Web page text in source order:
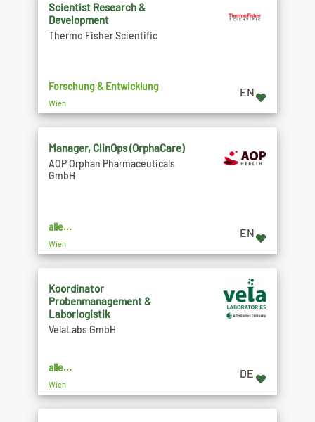
Scientist Research &
Development
Thermo Fisher Scientific
Forschung & Entwicklung
Wien
EN
Manager, ClinOps (OrphaCare)
AOP Orphan Pharmaceuticals
GmbH
alle...
Wien
EN
Koordinator
Probenmanagement &
Laborlogistik
VelaLabs GmbH
alle...
Wien
DE